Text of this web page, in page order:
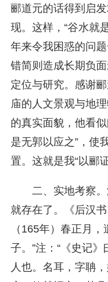
郦道元的话得到启
现。这样，“谷水就
年来令我困惑的问
错简则造成长期负
定位与研究。感谢
庙的人文景观与地
的真实面貌，他看
是无郭以应之”，使
置。这就是我“以郦
二、实地考察
就存在了。《后汉
（165年）春正月
子。”注：“《史记
人也。名耳，字聃